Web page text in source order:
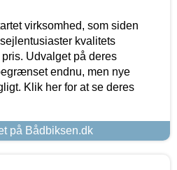
virksomhed, som siden
kvalitets
Udvalget på deres
endnu, men nye
Klik her for at se deres
på Bådbiksen.dk